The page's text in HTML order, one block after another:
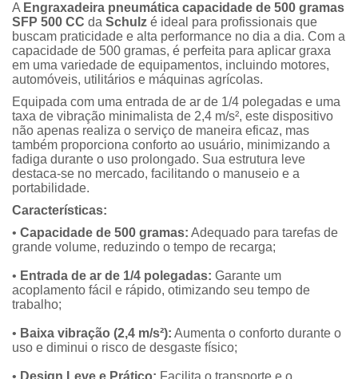
A Engraxadeira pneumática capacidade de 500 gramas
SFP 500 CC da Schulz é ideal para profissionais que
buscam praticidade e alta performance no dia a dia. Com a
capacidade de 500 gramas, é perfeita para aplicar graxa
em uma variedade de equipamentos, incluindo motores,
automóveis, utilitários e máquinas agrícolas.
Equipada com uma entrada de ar de 1/4 polegadas e uma
taxa de vibração minimalista de 2,4 m/s², este dispositivo
não apenas realiza o serviço de maneira eficaz, mas
também proporciona conforto ao usuário, minimizando a
fadiga durante o uso prolongado. Sua estrutura leve
destaca-se no mercado, facilitando o manuseio e a
portabilidade.
Características:
• Capacidade de 500 gramas: Adequado para tarefas de
grande volume, reduzindo o tempo de recarga;
• Entrada de ar de 1/4 polegadas: Garante um
acoplamento fácil e rápido, otimizando seu tempo de
trabalho;
• Baixa vibração (2,4 m/s²): Aumenta o conforto durante o
uso e diminui o risco de desgaste físico;
• Design Leve e Prático: Facilita o transporte e o